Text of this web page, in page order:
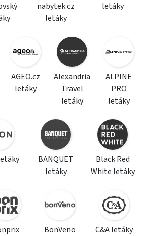
nabytek.cz
letáky
letáky
AGEO.cz
letáky
Alexandria
Travel
letáky
ALPINE
PRO
letáky
BANQUET
letáky
Black Red
White letáky
BonVeno
C&A letáky